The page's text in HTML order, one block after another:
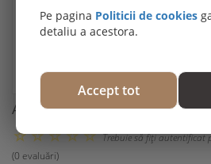
Amorsă monocomponentă,
Trebuie să fiţi autentificat
(0 evaluări)
Pe pagina Politicii de cookies
detaliu a acestora.
Accept tot